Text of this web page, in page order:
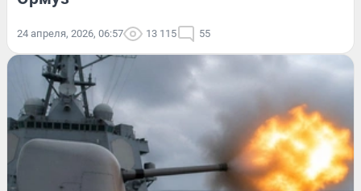
24 апреля, 2026, 06:57 13 115 55